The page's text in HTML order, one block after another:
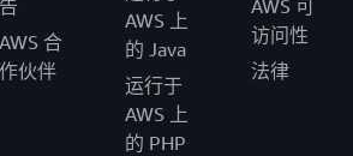
告
AWS 合
作伙伴
AWS 上
的 Java
运行于
AWS 上
的 PHP
AWS 可
访问性
法律